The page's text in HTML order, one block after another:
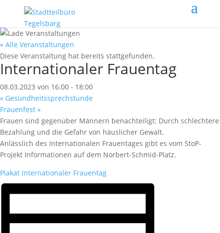
« Alle Veranstaltungen
Diese Veranstaltung hat bereits stattgefunden.
Internationaler Frauentag
08.03.2023 von 16:00 - 18:00
« Gesundheitssprechstunde
Frauenfest »
Frauen sind gegenüber Männern benachteiligt: Durch schlechtere
Bezahlung und die Gefahr von häuslicher Gewalt.
Anlässlich des Internationalen Frauentages gibt es vom StoP-
Projekt Informationen auf dem Norbert-Schmid-Platz.
Plakat Internationaler Frauentag